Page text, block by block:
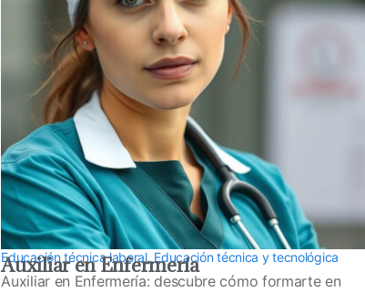
Educación técnica laboral, Educación técnica y tecnológica
Auxiliar en Enfermería
Auxiliar en Enfermería: descubre cómo formarte en